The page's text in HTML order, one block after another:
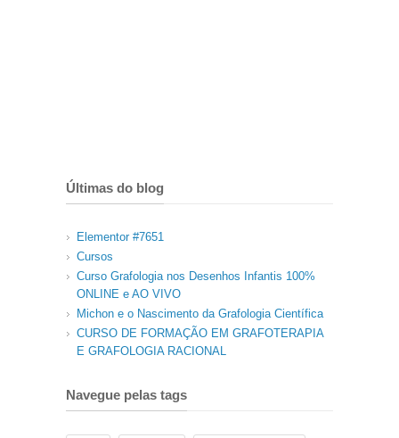
Últimas do blog
Elementor #7651
Cursos
Curso Grafologia nos Desenhos Infantis 100%
ONLINE e AO VIVO
Michon e o Nascimento da Grafologia Científica
CURSO DE FORMAÇÃO EM GRAFOTERAPIA
E GRAFOLOGIA RACIONAL
Navegue pelas tags